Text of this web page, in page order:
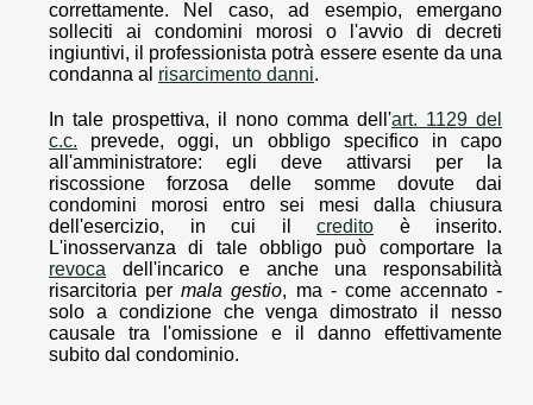
correttamente. Nel caso, ad esempio, emergano
solleciti ai condomini morosi o l'avvio di decreti
ingiuntivi, il professionista potrà essere esente da una
condanna al risarcimento danni.
In tale prospettiva, il nono comma dell'art. 1129 del
c.c. prevede, oggi, un obbligo specifico in capo
all'amministratore: egli deve attivarsi per la
riscossione forzosa delle somme dovute dai
condomini morosi entro sei mesi dalla chiusura
dell'esercizio, in cui il credito è inserito.
L'inosservanza di tale obbligo può comportare la
revoca dell'incarico e anche una responsabilità
risarcitoria permala gestio, ma - come accennato -
solo a condizione che venga dimostrato il nesso
causale tra l'omissione e il danno effettivamente
subito dal condominio.